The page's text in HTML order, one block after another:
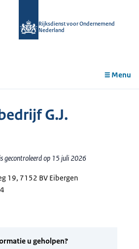
Rijksdienst voor Ondernemend
Nederland
Menu
G.J.
gecontroleerd op 15 juli 2026
19, 7152 BV Eibergen